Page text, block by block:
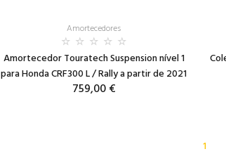
Amortecedores
Amortecedor Touratech Suspension nível 1
para Honda CRF300 L / Rally a partir de 2021
759,00 €
1